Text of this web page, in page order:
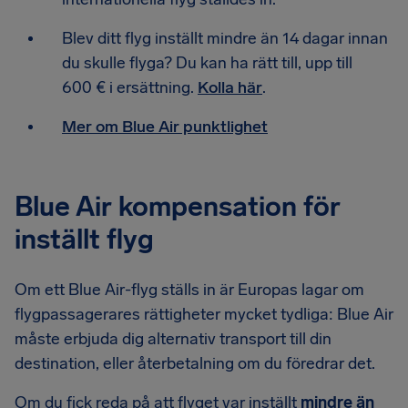
Blev ditt flyg inställt mindre än 14 dagar innan
du skulle flyga? Du kan ha rätt till, upp till
600 € i ersättning. Kolla här.
Mer om Blue Air punktlighet
Blue Air kompensation för
inställt flyg
Om ett Blue Air-flyg ställs in är Europas lagar om
flygpassagerares rättigheter mycket tydliga: Blue Air
måste erbjuda dig alternativ transport till din
destination, eller återbetalning om du föredrar det.
Om du fick reda på att flyget var inställt mindre än